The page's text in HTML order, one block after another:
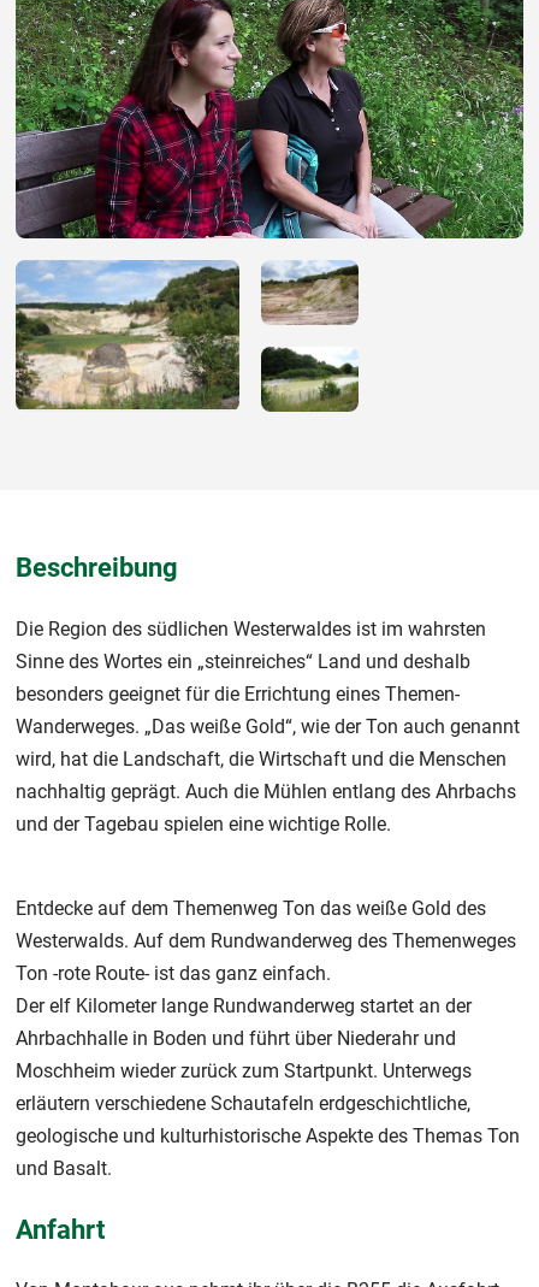
Beschreibung
Die Region des südlichen Westerwaldes ist im wahrsten
Sinne des Wortes ein „steinreiches“ Land und deshalb
besonders geeignet für die Errichtung eines Themen-
Wanderweges. „Das weiße Gold“, wie der Ton auch genannt
wird, hat die Landschaft, die Wirtschaft und die Menschen
nachhaltig geprägt. Auch die Mühlen entlang des Ahrbachs
und der Tagebau spielen eine wichtige Rolle.
Entdecke auf dem Themenweg Ton das weiße Gold des
Westerwalds. Auf dem Rundwanderweg des Themenweges
Ton -rote Route- ist das ganz einfach.
Der elf Kilometer lange Rundwanderweg startet an der
Ahrbachhalle in Boden und führt über Niederahr und
Moschheim wieder zurück zum Startpunkt. Unterwegs
erläutern verschiedene Schautafeln erdgeschichtliche,
geologische und kulturhistorische Aspekte des Themas Ton
und Basalt.
Anfahrt